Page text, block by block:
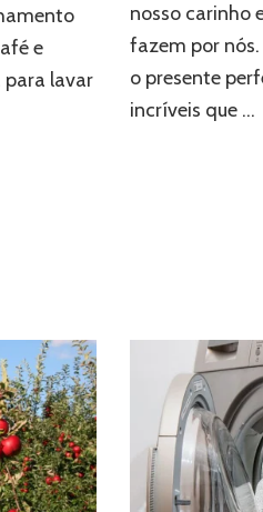
e
para lavar
nosso carinho
fazem por
o presente
incríveis que …